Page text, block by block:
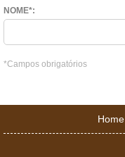
NOME*:
*Campos obrigatórios
Home